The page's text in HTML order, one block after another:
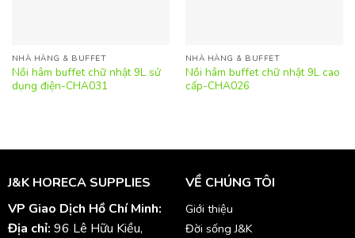
NHÀ HÀNG & BUFFET
Nồi hâm buffet chữ nhật 9L sử
dụng điện-CHA031
NHÀ HÀNG & BUFFET
Nồi hâm buffet chữ nhật 9L cao
cấp-CHA026
J&K HORECA SUPPLIES
VP Giao Dịch Hồ Chí Minh:
Địa chỉ: 96 Lê Hữu Kiều,
VỀ CHÚNG TÔI
Giới thiệu
Đời sống J&K